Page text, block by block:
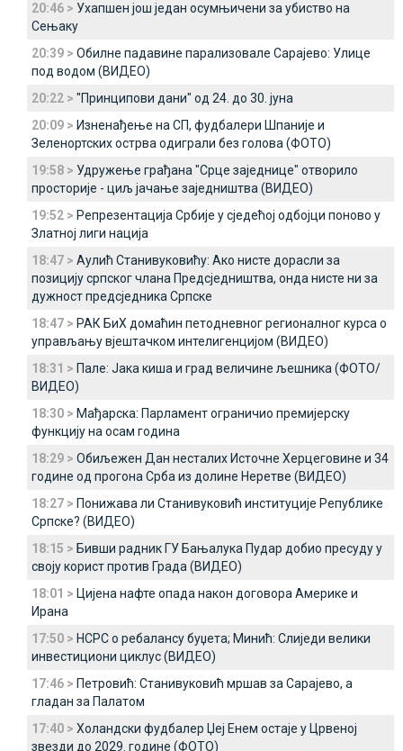
20:46 > Ухапшен још један осумњичени за убиство на
Сењаку
20:39 > Обилне падавине парализовале Сарајево: Улице
под водом (ВИДЕО)
20:22 > "Принципови дани" од 24. до 30. јуна
20:09 > Изненађење на СП, фудбалери Шпаније и
Зеленортских острва одиграли без голова (ФОТО)
19:58 > Удружење грађана "Срце заједнице" отворило
просторије - циљ јачање заједништва (ВИДЕО)
19:52 > Репрезентација Србије у сједећој одбојци поново у
Златној лиги нација
18:47 > Аулић Станивуковићу: Ако нисте дорасли за
позицију српског члана Предсједништва, онда нисте ни за
дужност предсједника Српске
18:47 > РАК БиХ домаћин петодневног регионалног курса о
управљању вјештачком интелигенцијом (ВИДЕО)
18:31 > Пале: Јака киша и град величине љешника (ФОТО/
ВИДЕО)
18:30 > Мађарска: Парламент ограничио премијерску
функцију на осам година
18:29 > Обиљежен Дан несталих Источне Херцеговине и 34
године од прогона Срба из долине Неретве (ВИДЕО)
18:27 > Понижава ли Станивуковић институције Републике
Српске? (ВИДЕО)
18:15 > Бивши радник ГУ Бањалука Пудар добио пресуду у
своју корист против Града (ВИДЕО)
18:01 > Цијена нафте опада након договора Америке и
Ирана
17:50 > НСРС о ребалансу буџета; Минић: Слиједи велики
инвестициони циклус (ВИДЕО)
17:46 > Петровић: Станивуковић мршав за Сарајево, а
гладан за Палатом
17:40 > Холандски фудбалер Џеј Енем остаје у Црвеној
звезди до 2029. године (ФОТО)